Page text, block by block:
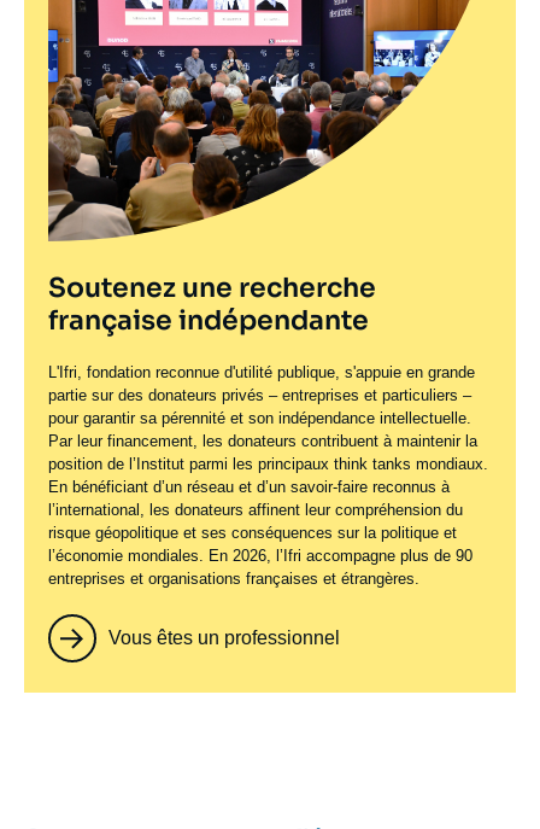
Soutenez une recherche
française indépendante
L'Ifri, fondation reconnue d'utilité publique, s'appuie en grande
partie sur des donateurs privés – entreprises et particuliers –
pour garantir sa pérennité et son indépendance intellectuelle.
Par leur financement, les donateurs contribuent à maintenir la
position de l’Institut parmi les principaux think tanks mondiaux.
En bénéficiant d’un réseau et d’un savoir-faire reconnus à
l’international, les donateurs affinent leur compréhension du
risque géopolitique et ses conséquences sur la politique et
l’économie mondiales. En 2026, l’Ifri accompagne plus de 90
entreprises et organisations françaises et étrangères.
Vous êtes un professionnel